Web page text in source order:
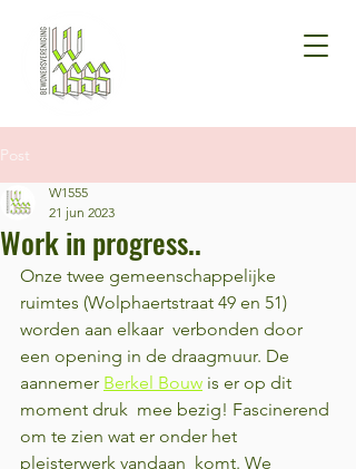
Post
Work in progress..
W1555
21 jun 2023
Onze twee gemeenschappelijke
ruimtes (Wolphaertstraat 49 en 51)
worden aan elkaar  verbonden door
een opening in de draagmuur. De
aannemer Berkel Bouw is er op dit
moment druk  mee bezig! Fascinerend
om te zien wat er onder het
pleisterwerk vandaan  komt. We